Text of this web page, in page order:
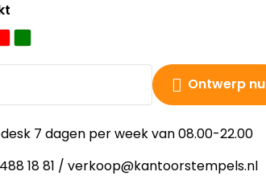
Ontwerp nu
7 dagen per week van 08.00-22.00
18 81 / verkoop@kantoorstempels.nl